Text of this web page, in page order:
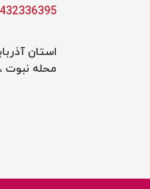
استان
محله نبوت ،